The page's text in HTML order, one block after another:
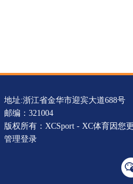
地址:浙江省金华市迎宾大道688号
邮编：321004
版权所有：XCSport - XC体育因您
管理登录